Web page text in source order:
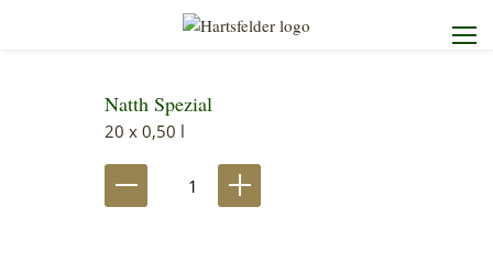
Startseite
Die Brauerei
Natth Spezial
20 x 0,50 l